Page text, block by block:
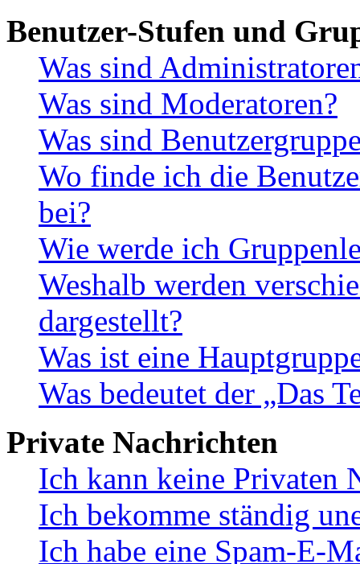
Benutzer-Stufen und
Was sind
Was sind Moderatoren?
Was sind
Wo finde ich die
bei?
Wie werde ich
Weshalb werden
dargestellt?
Was ist eine
Was bedeutet der „Das
Private Nachrichten
Ich kann keine Privaten
Ich bekomme ständig
Ich habe eine Spam-E-